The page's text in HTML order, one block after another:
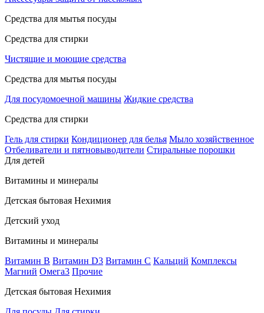
Средства для мытья посуды
Средства для стирки
Чистящие и моющие средства
Средства для мытья посуды
Для посудомоечной машины Жидкие средства
Средства для стирки
Гель для стирки Кондиционер для белья Мыло хозяйственное
Отбеливатели и пятновыводители Стиральные порошки
Для детей
Витамины и минералы
Детская бытовая Нехимия
Детский уход
Витамины и минералы
Витамин В Витамин D3 Витамин С Кальций Комплексы
Магний Омега3 Прочие
Детская бытовая Нехимия